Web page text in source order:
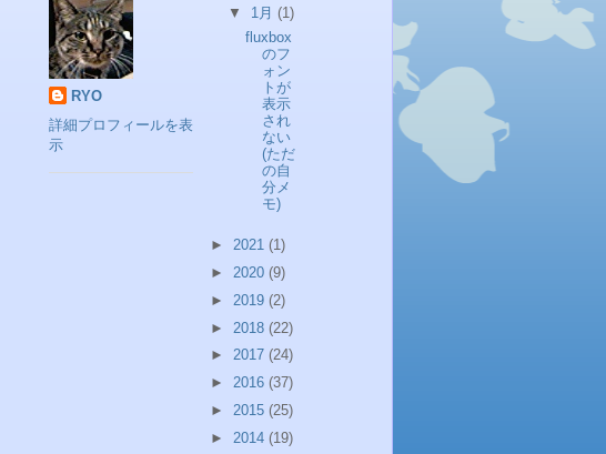
RYO
詳細プロフィールを表
示
▼ 1月 (1)
fluxbox
のフ
ォン
トが
表示
され
ない
(ただ
の自
分メ
モ)
► 2021 (1)
► 2020 (9)
► 2019 (2)
► 2018 (22)
► 2017 (24)
► 2016 (37)
► 2015 (25)
► 2014 (19)